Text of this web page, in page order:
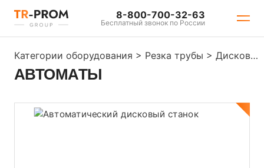
8-800-700-32-63
Бесплатный звонок по России
Категории оборудования > Резка трубы > Дисковые отрезные станки
АВТОМАТЫ